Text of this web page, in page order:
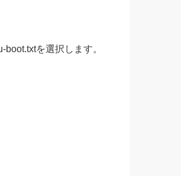
を選択します。